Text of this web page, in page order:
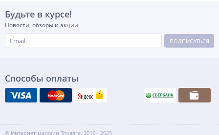
Будьте в курсе!
Новости, обзоры и акции
ПОДПИСАТЬСЯ
Способы оплаты
© Интернет-магазин Трудяга, 2016 - 2025